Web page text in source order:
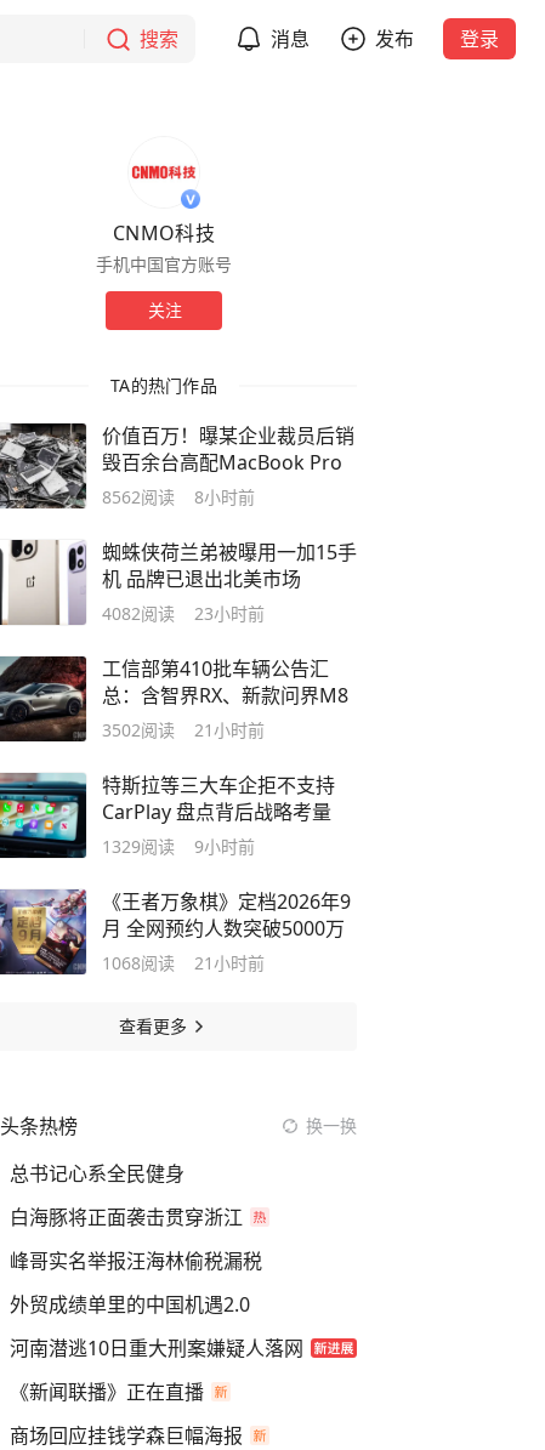
搜索 消息 发布 登录
CNMO科技
手机中国官方账号
关注
TA的热门作品
价值百万！曝某企业裁员后销
毁百余台高配MacBook Pro
8562阅读 8小时前
蜘蛛侠荷兰弟被曝用一加15手
机 品牌已退出北美市场
4082阅读 23小时前
工信部第410批车辆公告汇
总：含智界RX、新款问界M8
3502阅读 21小时前
特斯拉等三大车企拒不支持
CarPlay 盘点背后战略考量
1329阅读 9小时前
《王者万象棋》定档2026年9
月 全网预约人数突破5000万
1068阅读 21小时前
查看更多
头条热榜 换一换
总书记心系全民健身
白海豚将正面袭击贯穿浙江
峰哥实名举报汪海林偷税漏税
外贸成绩单里的中国机遇2.0
河南潜逃10日重大刑案嫌疑人落网
《新闻联播》正在直播
商场回应挂钱学森巨幅海报